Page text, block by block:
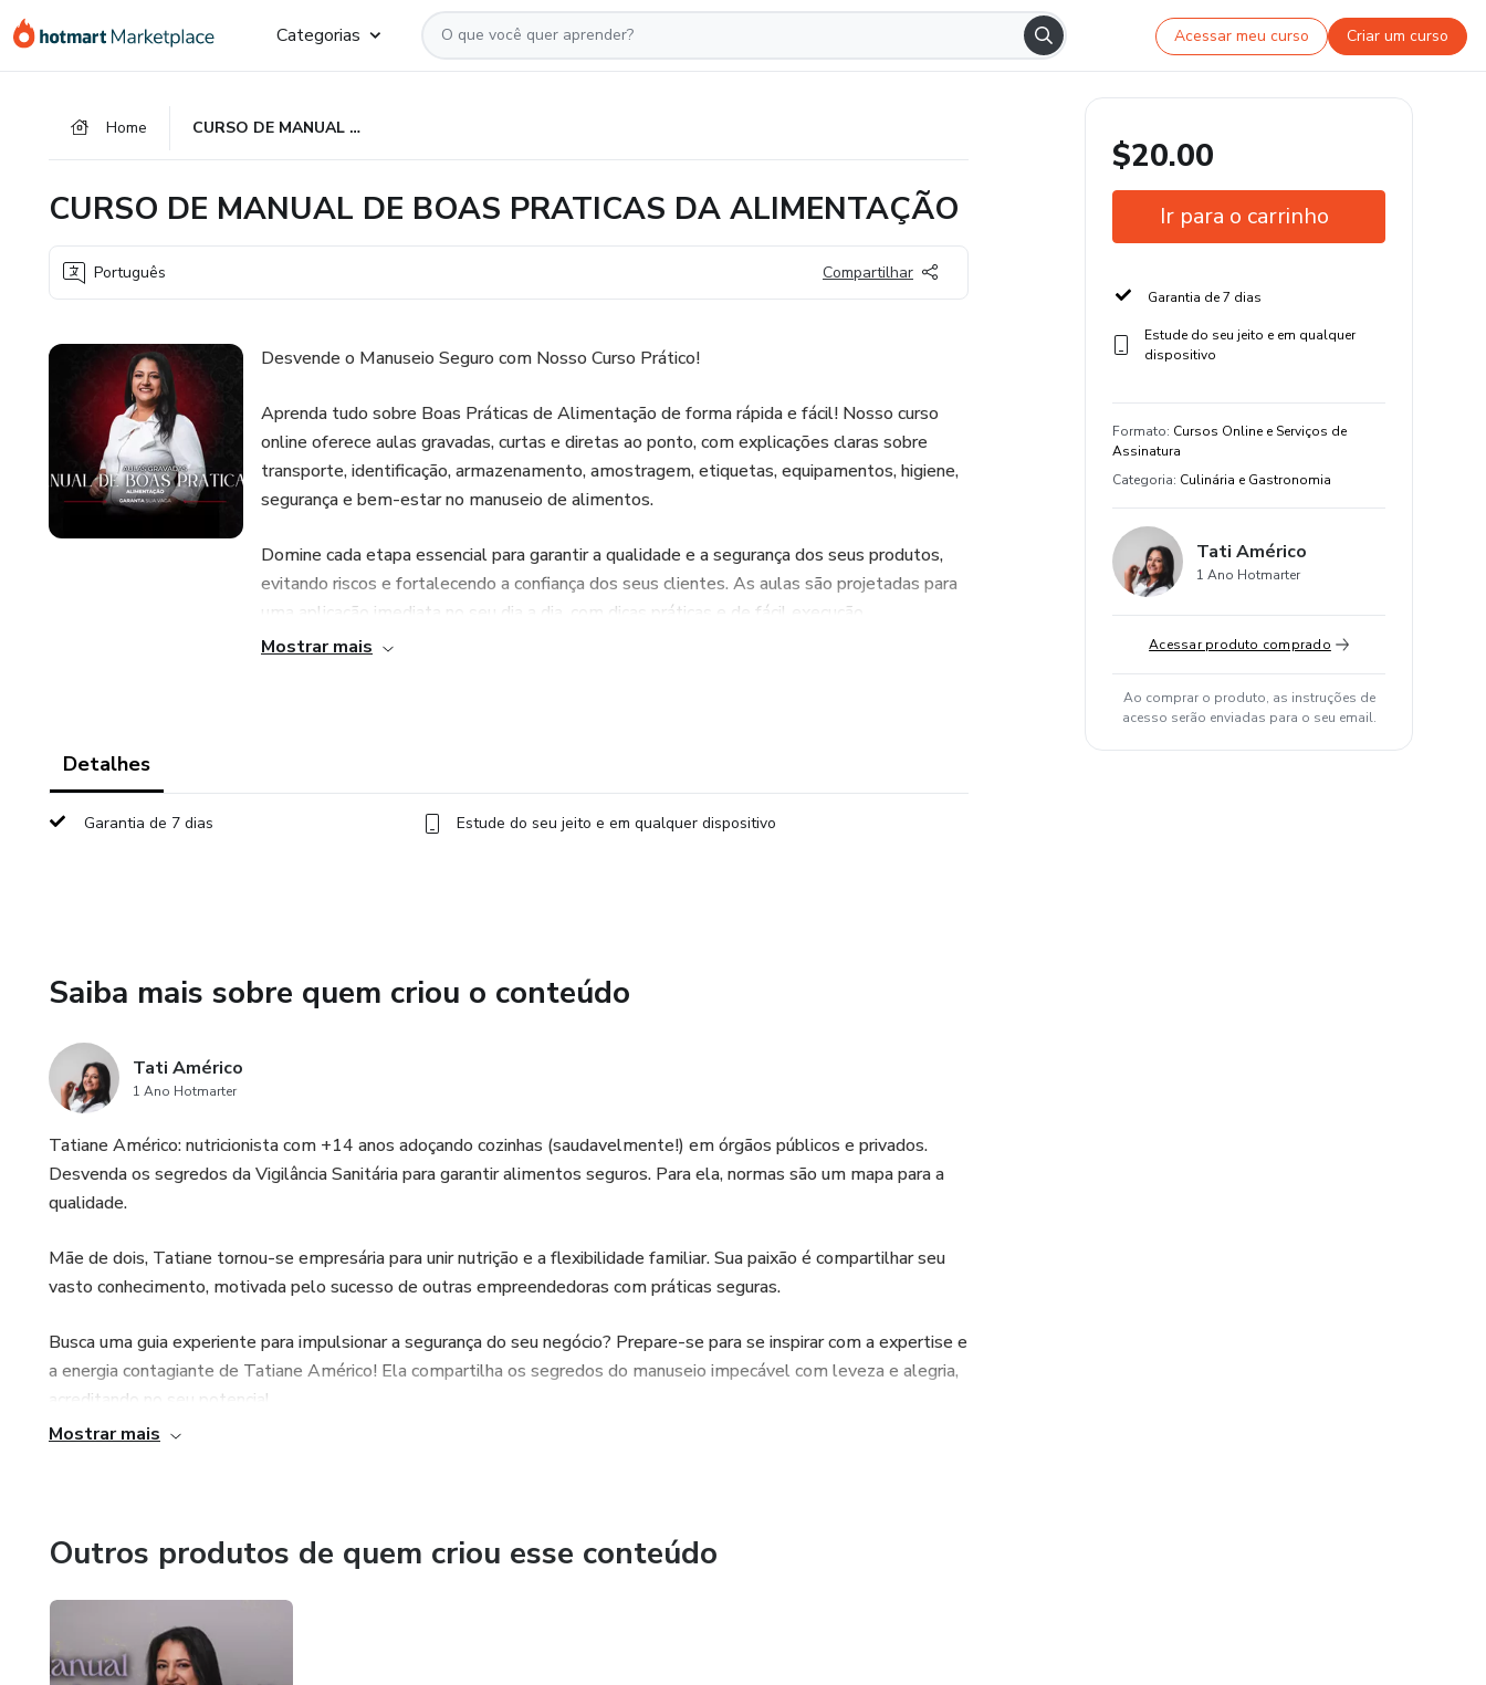
para
para
para
Categorias Acessar meu curso Criar um curso
Home CURSO DE MANUAL DE BOAS PRATICAS DA ALIMENTAÇÃO
CURSO DE MANUAL DE BOAS PRATICAS DA ALIMENTAÇÃO
Português Compartilhar
Desvende o Manuseio Seguro com Nosso Curso Prático!
Aprenda tudo sobre Boas Práticas de Alimentação de forma rápida e fácil! Nosso curso
online oferece aulas gravadas, curtas e diretas ao ponto, com explicações claras sobre
transporte, identificação, armazenamento, amostragem, etiquetas, equipamentos, higiene,
segurança e bem-estar no manuseio de alimentos.
Domine cada etapa essencial para garantir a qualidade e a segurança dos seus produtos,
evitando riscos e fortalecendo a confiança dos seus clientes. As aulas são projetadas para
uma aplicação imediata no seu dia a dia, com dicas práticas e de fácil execução.
Mostrar mais
Detalhes
Garantia de 7 dias Estude do seu jeito e em qualquer dispositivo
Saiba mais sobre quem criou o conteúdo
Tati Américo
1 Ano Hotmarter
Tatiane Américo: nutricionista com +14 anos adoçando cozinhas (saudavelmente!) em órgãos públicos e privados.
Desvenda os segredos da Vigilância Sanitária para garantir alimentos seguros. Para ela, normas são um mapa para a
qualidade.
Mãe de dois, Tatiane tornou-se empresária para unir nutrição e a flexibilidade familiar. Sua paixão é compartilhar seu
vasto conhecimento, motivada pelo sucesso de outras empreendedoras com práticas seguras.
Busca uma guia experiente para impulsionar a segurança do seu negócio? Prepare-se para se inspirar com a expertise e
a energia contagiante de Tatiane Américo! Ela compartilha os segredos do manuseio impecável com leveza e alegria,
acreditando no seu potencial.
Mostrar mais
Outros produtos de quem criou esse conteúdo
$20.00
Ir para o carrinho
Garantia de 7 dias
Estude do seu jeito e em qualquer
dispositivo
Formato: Cursos Online e Serviços de
Assinatura
Categoria: Culinária e Gastronomia
Tati Américo
1 Ano Hotmarter
Acessar produto comprado
Ao comprar o produto, as instruções de
acesso serão enviadas para o seu email.